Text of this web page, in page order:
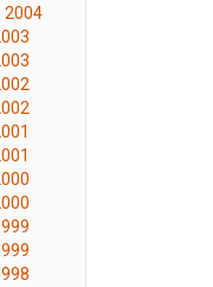
2004